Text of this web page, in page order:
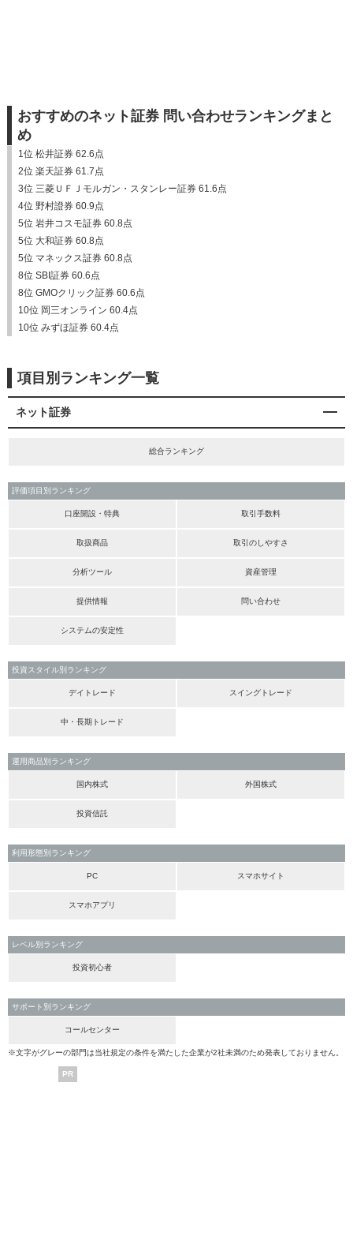
おすすめのネット証券 問い合わせランキングまと
め
1位 松井証券 62.6点
2位 楽天証券 61.7点
3位 三菱ＵＦＪモルガン・スタンレー証券 61.6点
4位 野村證券 60.9点
5位 岩井コスモ証券 60.8点
5位 大和証券 60.8点
5位 マネックス証券 60.8点
8位 SBI証券 60.6点
8位 GMOクリック証券 60.6点
10位 岡三オンライン 60.4点
10位 みずほ証券 60.4点
項目別ランキング一覧
ネット証券
総合ランキング
評価項目別ランキング
口座開設・特典 取引手数料
取扱商品 取引のしやすさ
分析ツール 資産管理
提供情報 問い合わせ
システムの安定性
投資スタイル別ランキング
デイトレード スイングトレード
中・長期トレード
運用商品別ランキング
国内株式 外国株式
投資信託
利用形態別ランキング
PC スマホサイト
スマホアプリ
レベル別ランキング
投資初心者
サポート別ランキング
コールセンター
※文字がグレーの部門は当社規定の条件を満たした企業が2社未満のため発表しておりません。
PR